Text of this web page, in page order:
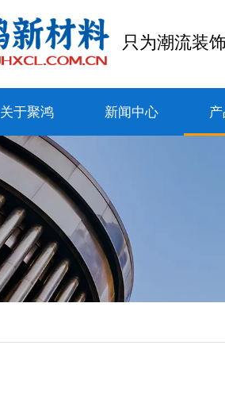
只为潮流装
关于聚鸿 新闻中心